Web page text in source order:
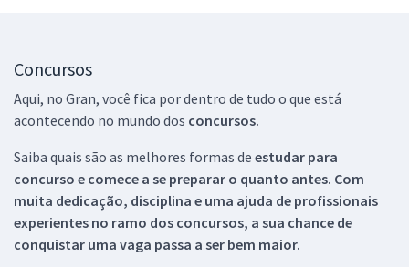
Concursos
Aqui, no Gran, você fica por dentro de tudo o que está
acontecendo no mundo dos concursos.
Saiba quais são as melhores formas de estudar para
concurso e comece a se preparar o quanto antes. Com
muita dedicação, disciplina e uma ajuda de profissionais
experientes no ramo dos concursos, a sua chance de
conquistar uma vaga passa a ser bem maior.